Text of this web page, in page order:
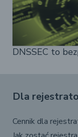
DNSSEC to
Dla
Cennik dla